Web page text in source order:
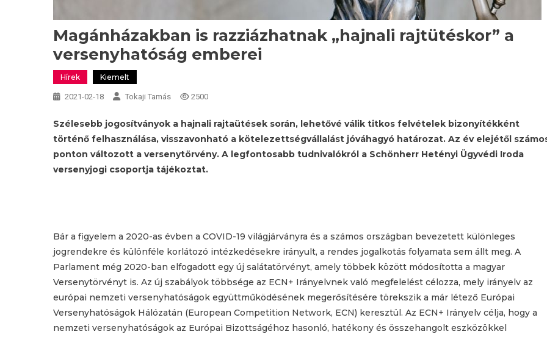
Magánházakban is razziázhatnak „hajnali rajtütéskor” a
versenyhatóság emberei
Hírek Kiemelt
2021-02-18 Tokaji Tamás 2500
Szélesebb jogosítványok a hajnali rajtaütések során, lehetővé válik titkos felvételek bizonyítékként
történő felhasználása, visszavonható a kötelezettségvállalást jóváhagyó határozat. Az év elejétől
ponton változott a versenytörvény. A legfontosabb tudnivalókról a Schönherr Hetényi Ügyvédi Iroda
versenyjogi csoportja tájékoztat.
Bár a figyelem a 2020-as évben a COVID-19 világjárványra és a számos országban bevezetett különleges
jogrendekre és különféle korlátozó intézkedésekre irányult, a rendes jogalkotás folyamata sem állt meg. A
Parlament még 2020-ban elfogadott egy új salátatörvényt, amely többek között módosította a magyar
Versenytörvényt is. Az új szabályok többsége az ECN+ Irányelvnek való megfelelést célozza, mely irányelv az
európai nemzeti versenyhatóságok együttműködésének megerősítésére törekszik a már létező Európai
Versenyhatóságok Hálózatán (European Competition Network, ECN) keresztül. Az ECN+ Irányelv célja, hogy a
nemzeti versenyhatóságok az Európai Bizottságéhoz hasonló, hatékony és összehangolt eszközökkel